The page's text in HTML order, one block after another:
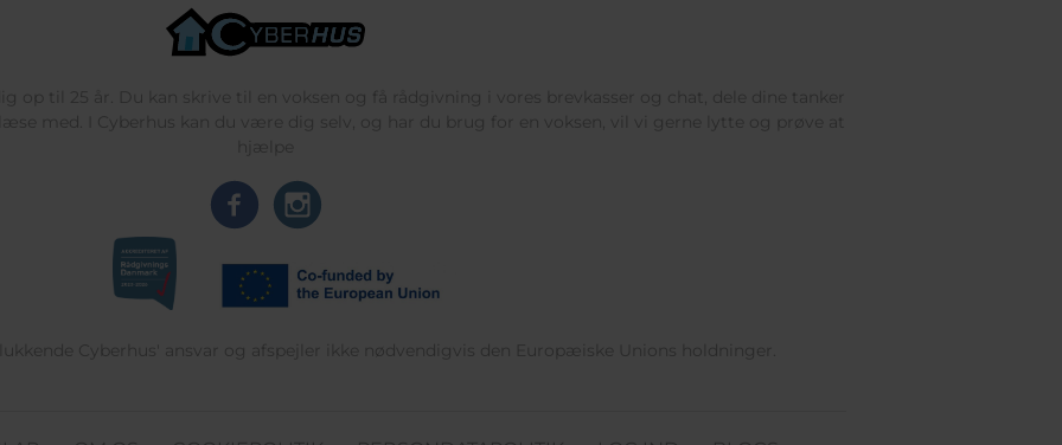
op til 25 år. Du kan skrive til en voksen og få rådgivning i vores brevkasser og chat, dele dine tanker
med. I Cyberhus kan du være dig selv, og har du brug for en voksen, vil vi gerne lytte og prøve at
hjælpe
Cyberhus' ansvar og afspejler ikke nødvendigvis den Europæiske Unions holdninger.